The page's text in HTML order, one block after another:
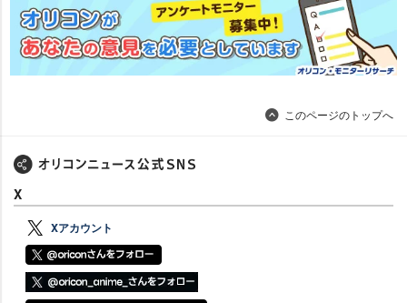
このページのトップへ
X
Xアカウント